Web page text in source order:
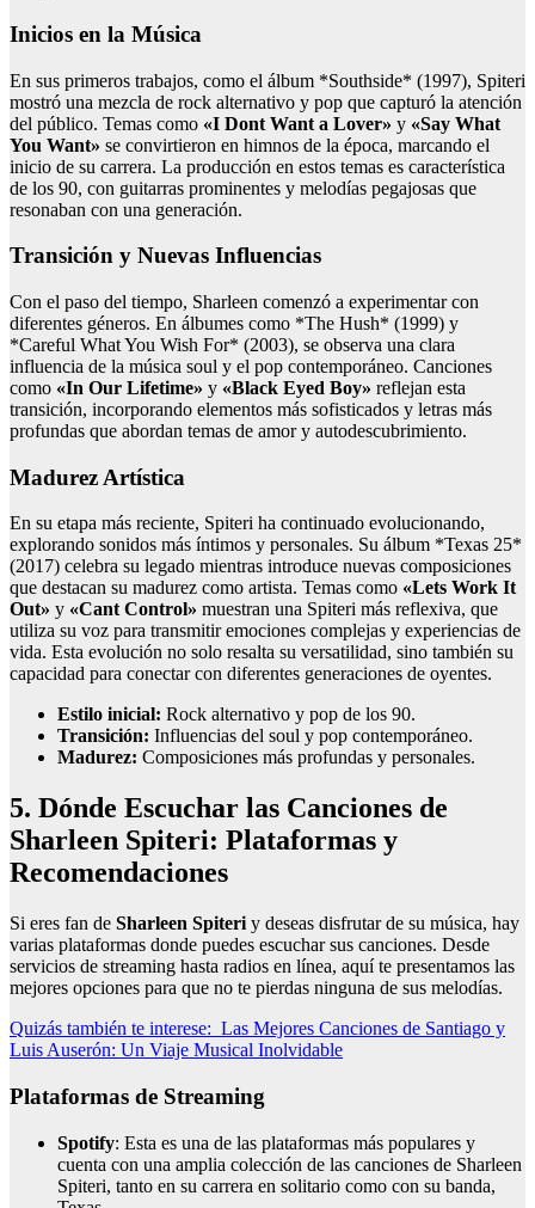
Inicios en la Música
En sus primeros trabajos, como el álbum *Southside* (1997), Spiteri
mostró una mezcla de rock alternativo y pop que capturó la atención
del público. Temas como «I Dont Want a Lover» y «Say What
You Want» se convirtieron en himnos de la época, marcando el
inicio de su carrera. La producción en estos temas es característica
de los 90, con guitarras prominentes y melodías pegajosas que
resonaban con una generación.
Transición y Nuevas Influencias
Con el paso del tiempo, Sharleen comenzó a experimentar con
diferentes géneros. En álbumes como *The Hush* (1999) y
*Careful What You Wish For* (2003), se observa una clara
influencia de la música soul y el pop contemporáneo. Canciones
como «In Our Lifetime» y «Black Eyed Boy» reflejan esta
transición, incorporando elementos más sofisticados y letras más
profundas que abordan temas de amor y autodescubrimiento.
Madurez Artística
En su etapa más reciente, Spiteri ha continuado evolucionando,
explorando sonidos más íntimos y personales. Su álbum *Texas 25*
(2017) celebra su legado mientras introduce nuevas composiciones
que destacan su madurez como artista. Temas como «Lets Work It
Out» y «Cant Control» muestran una Spiteri más reflexiva, que
utiliza su voz para transmitir emociones complejas y experiencias de
vida. Esta evolución no solo resalta su versatilidad, sino también su
capacidad para conectar con diferentes generaciones de oyentes.
Estilo inicial: Rock alternativo y pop de los 90.
Transición: Influencias del soul y pop contemporáneo.
Madurez: Composiciones más profundas y personales.
5. Dónde Escuchar las Canciones de
Sharleen Spiteri: Plataformas y
Recomendaciones
Si eres fan de Sharleen Spiteri y deseas disfrutar de su música, hay
varias plataformas donde puedes escuchar sus canciones. Desde
servicios de streaming hasta radios en línea, aquí te presentamos las
mejores opciones para que no te pierdas ninguna de sus melodías.
Quizás también te interese: Las Mejores Canciones de Santiago y
Luis Auserón: Un Viaje Musical Inolvidable
Plataformas de Streaming
Spotify: Esta es una de las plataformas más populares y
cuenta con una amplia colección de las canciones de Sharleen
Spiteri, tanto en su carrera en solitario como con su banda,